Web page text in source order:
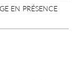
en présence